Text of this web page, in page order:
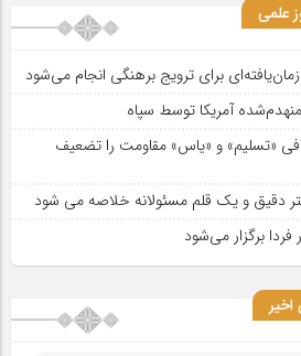
علمی
برای ترویج برهنگی انجام می‌شود
آمریکا توسط سپاه
«تسلیم» و «یاس» مقاومت را تضعیف
دقیق و یک قلم مسئولانه خلاصه می شود
برگزار می‌شود